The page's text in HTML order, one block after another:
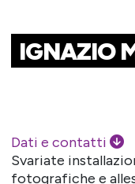
IGNAZIO
Dati e contatti
Svariate
fotografiche e